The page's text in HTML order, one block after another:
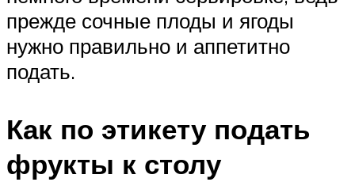
прежде сочные плоды и ягоды
нужно правильно и аппетитно
подать.
Как по этикету подать
фрукты к столу